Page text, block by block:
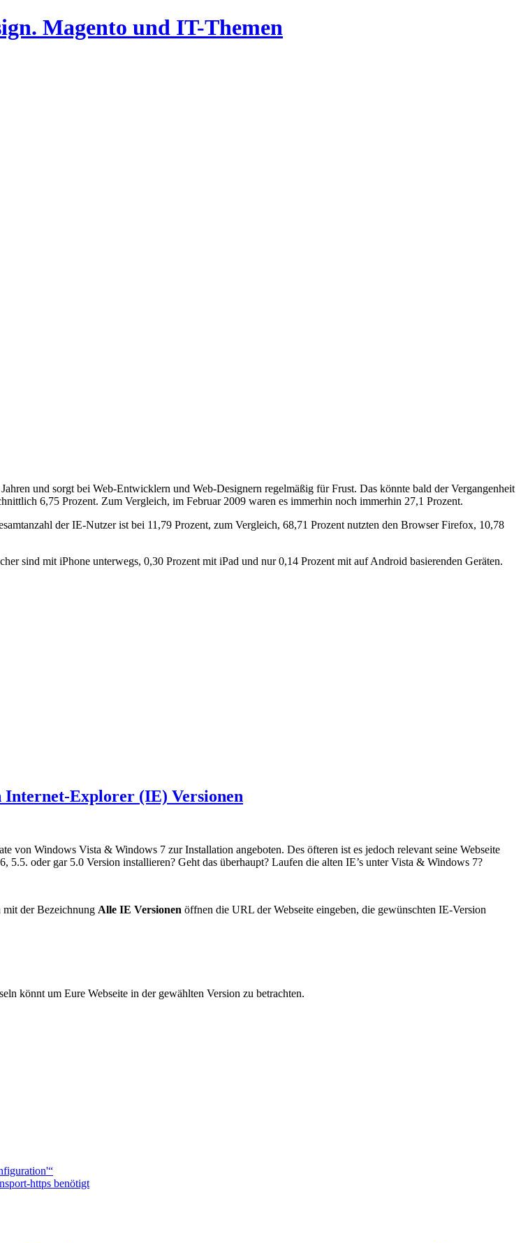
Magento und IT-Themen
und sorgt bei Web-Entwicklern und Web-Designern regelmäßig für Frust. Das könnte bald der Vergangenheit
6,75 Prozent. Zum Vergleich, im Februar 2009 waren es immerhin noch immerhin 27,1 Prozent.
der IE-Nutzer ist bei 11,79 Prozent, zum Vergleich, 68,71 Prozent nutzten den Browser Firefox, 10,78
sind mit iPhone unterwegs, 0,30 Prozent mit iPad und nur 0,14 Prozent mit auf Android basierenden Geräten.
Internet-Explorer (IE) Versionen
Windows Vista & Windows 7 zur Installation angeboten. Des öfteren ist es jedoch relevant seine Webseite
oder gar 5.0 Version installieren? Geht das überhaupt? Laufen die alten IE’s unter Vista & Windows 7?
der Bezeichnung Alle IE Versionen öffnen die URL der Webseite eingeben, die gewünschten IE-Version
könnt um Eure Webseite in der gewählten Version zu betrachten.
https benötigt